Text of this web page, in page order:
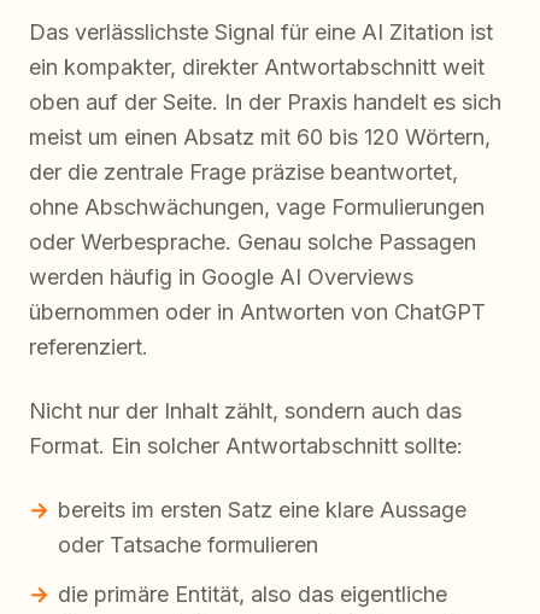
Das verlässlichste Signal für eine AI Zitation ist
ein kompakter, direkter Antwortabschnitt weit
oben auf der Seite. In der Praxis handelt es sich
meist um einen Absatz mit 60 bis 120 Wörtern,
der die zentrale Frage präzise beantwortet,
ohne Abschwächungen, vage Formulierungen
oder Werbesprache. Genau solche Passagen
werden häufig in Google AI Overviews
übernommen oder in Antworten von ChatGPT
referenziert.
Nicht nur der Inhalt zählt, sondern auch das
Format. Ein solcher Antwortabschnitt sollte:
bereits im ersten Satz eine klare Aussage
oder Tatsache formulieren
die primäre Entität, also das eigentliche